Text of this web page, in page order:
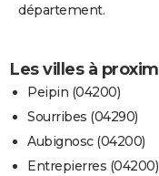
département.
Les villes à
Peipin (04200)
Sourribes (04290)
Aubignosc (04200)
Entrepierres (04200)